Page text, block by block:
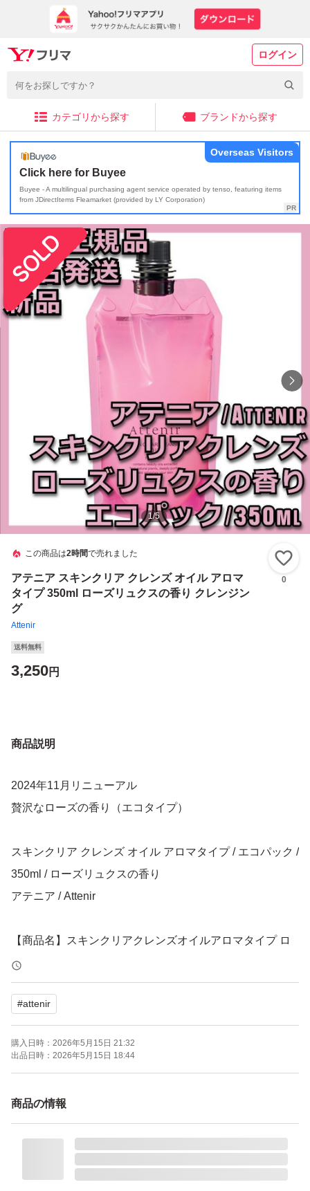
ログイン
カテゴリから探す ブランドから探す
Click here for Buyee
Buyee - A multilingual purchasing agent service operated by tenso, featuring items
from JDirectItems Fleamarket (provided by LY Corporation)
Overseas Visitors
1/5
この商品は2時間で売れました
アテニア スキンクリア クレンズ オイル アロマ
タイプ 350ml ローズリュクスの香り クレンジン
グ
Attenir
0
送料無料
3,250円
商品説明
2024年11月リニューアル
贅沢なローズの香り（エコタイプ）
スキンクリア クレンズ オイル アロマタイプ / エコパック /
350ml / ローズリュクスの香り
アテニア / Attenir
【商品名】スキンクリアクレンズオイルアロマタイプ ロ
ーズリュクスの香り
【購入日】2026年5月
【内容量】350ml
【商品の状態】新品未使用
※簡易梱包での発送となります。
※潰れ等に不安がある場合、発送方法の変更を＋料金で可
#attenir
購入日時： 2026年5月15日 21:32
出品日時： 2026年5月15日 18:44
商品の情報